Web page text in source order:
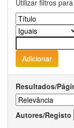
Utilizar filtros
Resultados/
Autores/Registo